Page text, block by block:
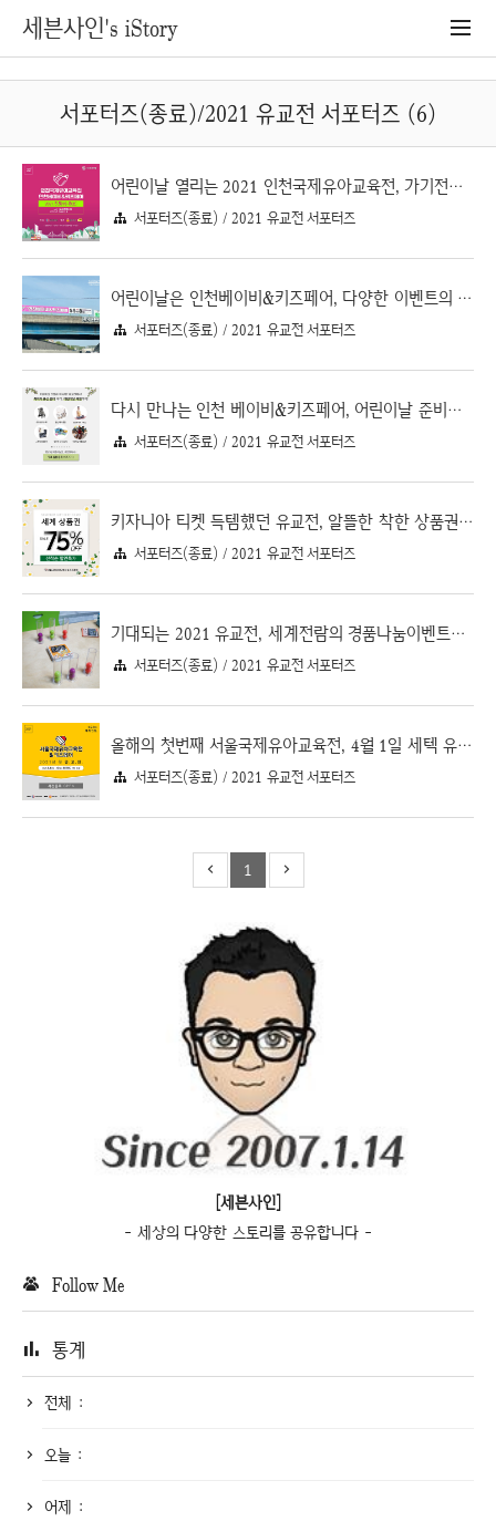
세븐사인's iStory
서포터즈(종료)/2021 유교전 서포터즈 (6)
어린이날 열리는 2021 인천국제유아교육전, 가기전에 알아두어야할 내용
서포터즈(종료) / 2021 유교전 서포터즈
어린이날은 인천베이비&키즈페어, 다양한 이벤트의 인천 유교전&베이비페어로 Go Go
서포터즈(종료) / 2021 유교전 서포터즈
다시 만나는 인천 베이비&키즈페어, 어린이날 준비는 인천국제유아교육전에서
서포터즈(종료) / 2021 유교전 서포터즈
키자니아 티켓 득템했던 유교전, 알뜰한 착한 상품권 소식
서포터즈(종료) / 2021 유교전 서포터즈
기대되는 2021 유교전, 세계전람의 경품나눔이벤트-세벽나눔
서포터즈(종료) / 2021 유교전 서포터즈
올해의 첫번째 서울국제유아교육전, 4월 1일 세텍 유교전 개최 및 이벤트 소식
서포터즈(종료) / 2021 유교전 서포터즈
1
[세븐사인]
- 세상의 다양한 스토리를 공유합니다 -
Follow Me
통계
전체 :
오늘 :
어제 :